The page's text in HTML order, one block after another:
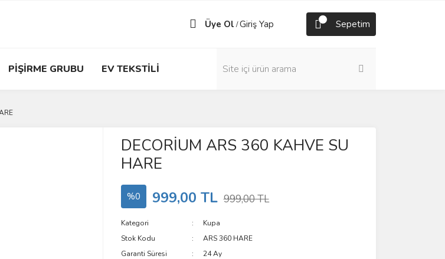
Üye Ol /Giriş Yap Sepetim
PİŞİRME GRUBU EV TEKSTİLİ
DECORİUM ARS 360 KAHVE SU
HARE
%0 999,00 TL 999,00 TL
Kategori
Kupa
Stok Kodu
ARS 360 HARE
Garanti Süresi
24 Ay